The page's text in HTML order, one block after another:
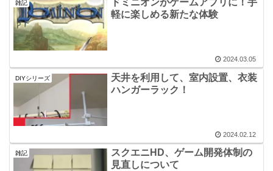
雑記
ドミニオンがゲームアプリに！手
軽に楽しめる新たな体験
2024.03.05
DIYシリーズ
天井を利用して、室内設置、衣装
ハンガーラック！
2024.02.12
雑記
スクエニHD、ゲーム開発体制の
見直しについて